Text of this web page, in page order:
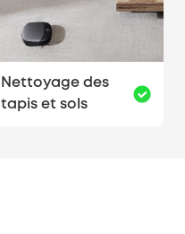
Nettoyage des
tapis et sols